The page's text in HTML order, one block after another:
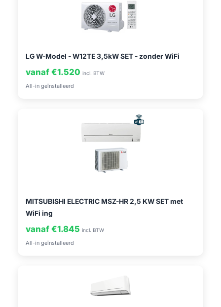
LG W-Model - W12TE 3,5kW SET - zonder WiFi
vanaf €1.520 incl. BTW
All-in geïnstalleerd
MITSUBISHI ELECTRIC MSZ-HR 2,5 KW SET met
WiFi ing
vanaf €1.845 incl. BTW
All-in geïnstalleerd